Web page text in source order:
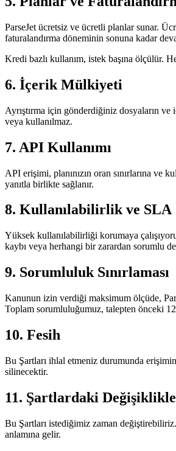
ParseJet ücretsiz ve ücretli planlar sunar.
faturalandırma döneminin sonuna kadar
Kredi bazlı kullanım, istek başına ölçülür.
6. İçerik Mülkiyeti
Ayrıştırma için gönderdiğiniz dosyaların
veya kullanılmaz.
7. API Kullanımı
API erişimi, planınızın oran sınırlarına ve
yanıtla birlikte sağlanır.
8. Kullanılabilirlik ve SLA
Yüksek kullanılabilirliği korumaya
kaybı veya herhangi bir zarardan sorumlu
9. Sorumluluk Sınırlaması
Kanunun izin verdiği maksimum ölçüde,
Toplam sorumluluğumuz, talepten önceki
10. Fesih
Bu Şartları ihlal etmeniz durumunda
silinecektir.
11. Şartlardaki
Bu Şartları istediğimiz zaman
anlamına gelir.